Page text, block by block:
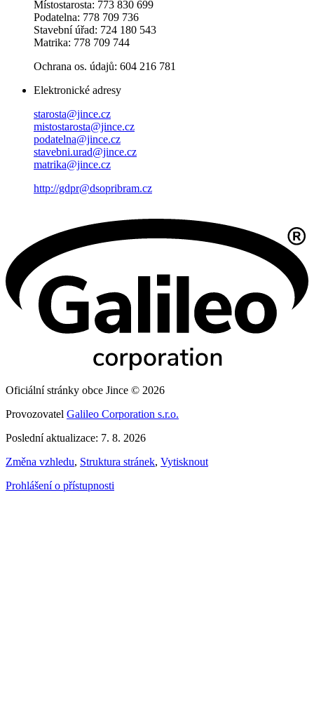
Místostarosta: 773 830 699
Podatelna: 778 709 736
Stavební úřad: 724 180 543
Matrika: 778 709 744
Ochrana os. údajů: 604 216 781
Elektronické adresy
starosta@jince.cz
mistostarosta@jince.cz
podatelna@jince.cz
stavebni.urad@jince.cz
matrika@jince.cz
http://gdpr@dsopribram.cz
Oficiální stránky obce Jince © 2026
Provozovatel Galileo Corporation s.r.o.
Poslední aktualizace: 7. 8. 2026
Změna vzhledu, Struktura stránek, Vytisknout
Prohlášení o přístupnosti